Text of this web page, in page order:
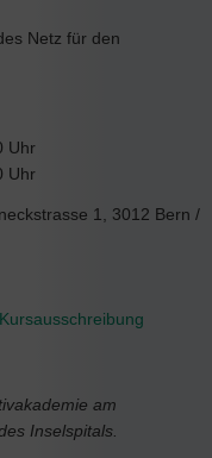
Netz für den
Uhr
Uhr
1, 3012 Bern /
am
Inselspitals.